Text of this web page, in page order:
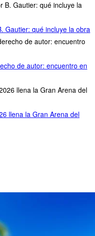
Gautier: qué incluye la obra
de autor: encuentro en
llena la Gran Arena del